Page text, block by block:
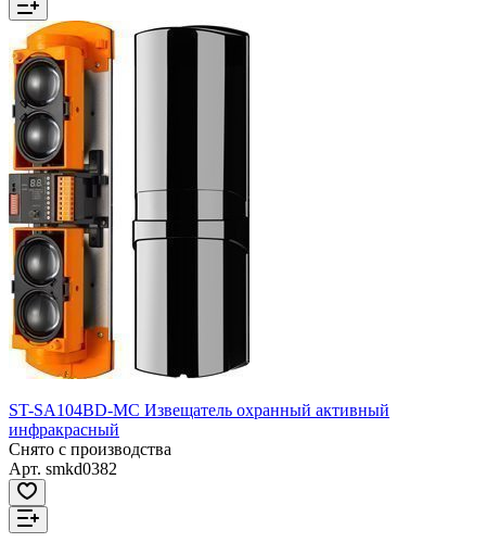
ST-SA104BD-MC Извещатель охранный активный
инфракрасный
Снято с производства
Арт. smkd0382